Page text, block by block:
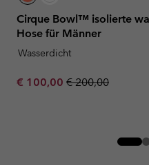
Cirque Bowl™ isolierte
Hose für Männer
Wasserdicht
Sale price:
€ 100,00 Regular price:
€ 200,00